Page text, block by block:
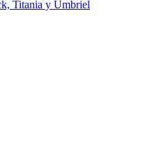
Titania y Umbriel